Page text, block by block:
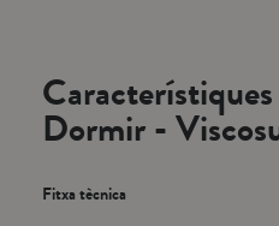
Dormir -
Fitxa tècnica